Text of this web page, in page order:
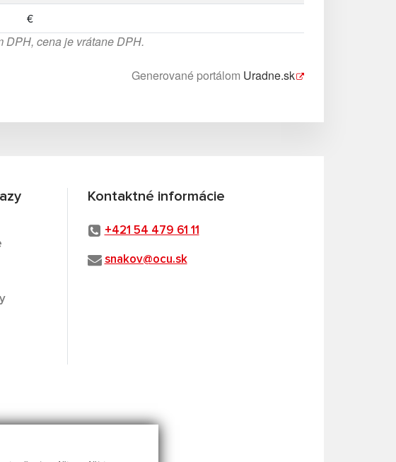
€
DPH, cena je vrátane DPH.
Generované portálom Uradne.sk
Kontaktné informácie
+421 54 479 61 11
snakov@ocu.sk